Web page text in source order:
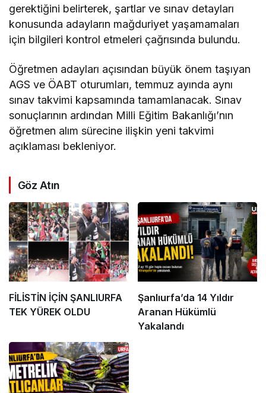
gerektiğini belirterek, şartlar ve sınav detayları
konusunda adayların mağduriyet yaşamamaları
için bilgileri kontrol etmeleri çağrısında bulundu.
Öğretmen adayları açısından büyük önem taşıyan
AGS ve ÖABT oturumları, temmuz ayında aynı
sınav takvimi kapsamında tamamlanacak. Sınav
sonuçlarının ardından Milli Eğitim Bakanlığı’nın
öğretmen alım sürecine ilişkin yeni takvimi
açıklaması bekleniyor.
Göz Atın
FİLİSTİN İÇİN ŞANLIURFA
TEK YÜREK OLDU
Şanlıurfa’da 14 Yıldır
Aranan Hükümlü
Yakalandı